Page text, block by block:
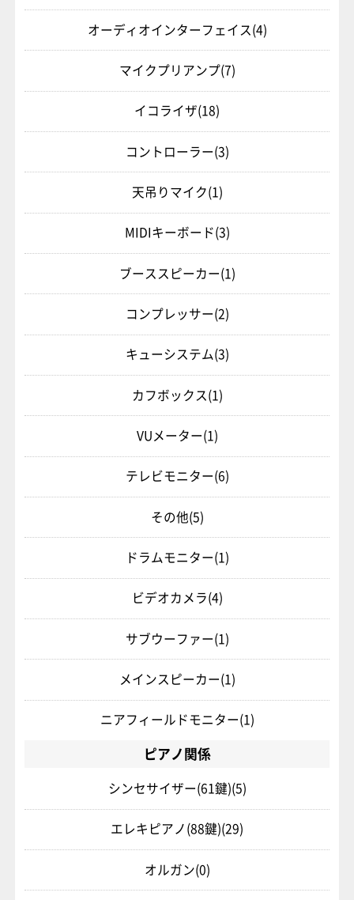
オーディオインターフェイス(4)
マイクプリアンプ(7)
イコライザ(18)
コントローラー(3)
天吊りマイク(1)
MIDIキーボード(3)
ブーススピーカー(1)
コンプレッサー(2)
キューシステム(3)
カフボックス(1)
VUメーター(1)
テレビモニター(6)
その他(5)
ドラムモニター(1)
ビデオカメラ(4)
サブウーファー(1)
メインスピーカー(1)
ニアフィールドモニター(1)
ピアノ関係
シンセサイザー(61鍵)(5)
エレキピアノ(88鍵)(29)
オルガン(0)